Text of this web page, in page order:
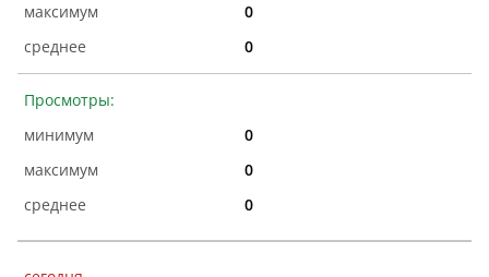
0
0
Просмотры:
0
0
0